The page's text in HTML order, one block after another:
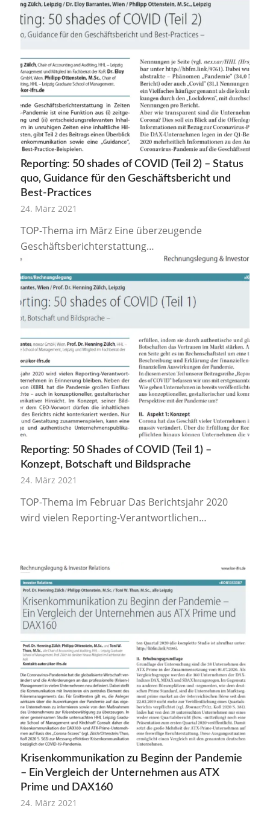
Reporting: 50 shades of COVID (Teil 2) – Status
quo, Guidance für den Geschäftsbericht und
Best-Practices
24. März 2021
TOP-Thema im März Eine überzeugende
Geschäftsberichterstattung…
Reporting: 50 Shades of COVID (Teil 1) –
Konzept, Botschaft und Bildsprache
24. März 2021
TOP-Thema im Februar Das Berichtsjahr 2020
wird vielen Reporting-Verantwortlichen…
Krisenkommunikation zu Beginn der Pandemie
– Ein Vergleich der Unternehmen aus ATX
Prime und DAX160
24. März 2021